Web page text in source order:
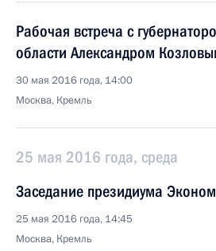
Рабочая встреча с
области Александром
30 мая 2016 года, 14:00
Москва, Кремль
25 мая 2016 года, среда
Заседание президиума
25 мая 2016 года, 14:45
Москва, Кремль